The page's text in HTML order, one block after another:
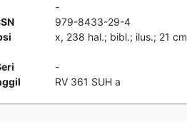
-
979-8433-29-4
x, 238 hal.; bibl.; ilus.; 21 cm
-
RV 361 SUH a